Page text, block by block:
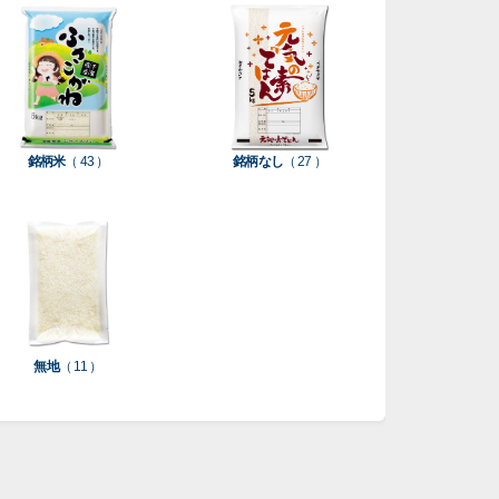
銘柄米（ 43 ） 銘柄なし（ 27 ）
無地（ 11 ）